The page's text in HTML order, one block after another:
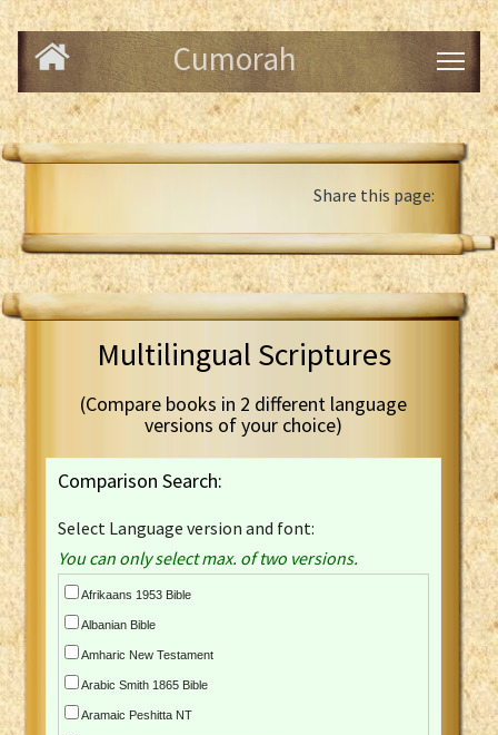
Cumorah
Share this page:
Multilingual Scriptures
(Compare books in 2 different language
versions of your choice)
Comparison Search:
Select Language version and font:
You can only select max. of two versions.
Afrikaans 1953 Bible
Albanian Bible
Amharic New Testament
Arabic Smith 1865 Bible
Aramaic Peshitta NT